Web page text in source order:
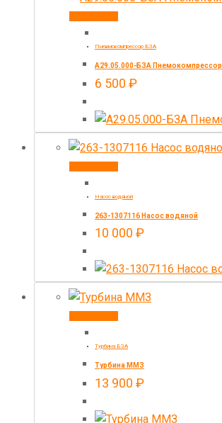
Пневмокомпрессор БЗА
А29.05.000-БЗА Пнемокомпрессор
6 500 ₽
Насос водяной
263-1307116 Насос водяной
10 000 ₽
Турбина БЗА
Турбина ММЗ
13 900 ₽